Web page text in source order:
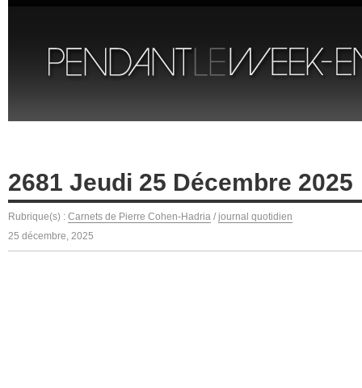
2681 Jeudi 25 Décembre 2025
Rubrique(s) : Carnets de Pierre Cohen-Hadria / journal quotidien
25 décembre, 2025